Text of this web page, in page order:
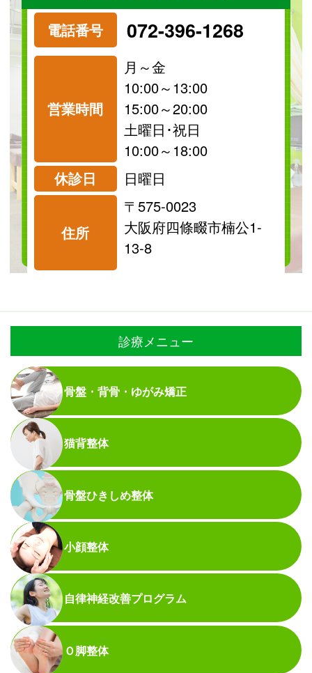
電話番号 072-396-1268
営業時間
月～金
10:00～13:00
15:00～20:00
土曜日･祝日
10:00～18:00
休診日
日曜日
住所
〒575-0023
大阪府四條畷市楠公1-
13-8
祝日
診療可
保険
診療可
料金表を見る
診療メニュー
骨盤・背骨・ゆがみ矯正
猫背整体
骨盤ひきしめ整体
小顔整体
自律神経改善プログラム
Ｏ脚整体